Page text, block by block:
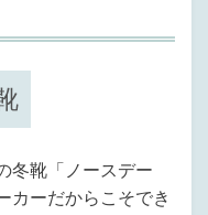
冬靴「ノースデー
カーだからこそでき